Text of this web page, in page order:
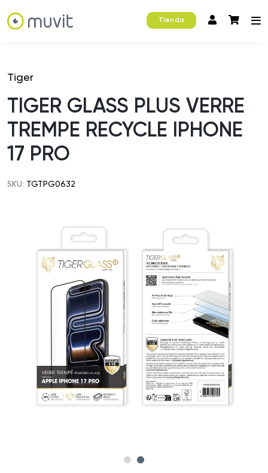
Tienda
Tiger
TIGER GLASS PLUS VERRE
TREMPE RECYCLE IPHONE
17 PRO
SKU: TGTPG0632